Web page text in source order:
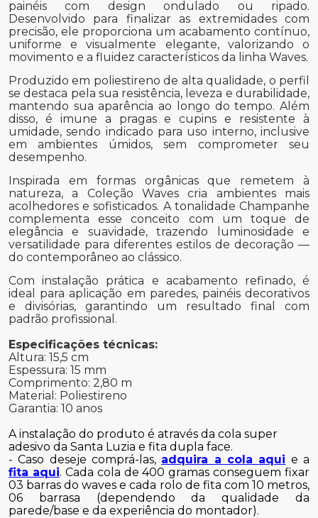
painéis com design ondulado ou ripado.
Desenvolvido para finalizar as extremidades com
precisão, ele proporciona um acabamento contínuo,
uniforme e visualmente elegante, valorizando o
movimento e a fluidez característicos da linha Waves.
Produzido em poliestireno de alta qualidade, o perfil
se destaca pela sua resistência, leveza e durabilidade,
mantendo sua aparência ao longo do tempo. Além
disso, é imune a pragas e cupins e resistente à
umidade, sendo indicado para uso interno, inclusive
em ambientes úmidos, sem comprometer seu
desempenho.
Inspirada em formas orgânicas que remetem à
natureza, a Coleção Waves cria ambientes mais
acolhedores e sofisticados. A tonalidade Champanhe
complementa esse conceito com um toque de
elegância e suavidade, trazendo luminosidade e
versatilidade para diferentes estilos de decoração —
do contemporâneo ao clássico.
Com instalação prática e acabamento refinado, é
ideal para aplicação em paredes, painéis decorativos
e divisórias, garantindo um resultado final com
padrão profissional.
Especificações técnicas:
Altura: 15,5 cm
Espessura: 15 mm
Comprimento: 2,80 m
Material: Poliestireno
Garantia: 10 anos
A instalação do produto é através da cola super
adesivo da Santa Luzia e fita dupla face.
- Caso deseje comprá-las, adquira a cola aqui e a
fita aqui. Cada cola de 400 gramas conseguem fixar
03 barras do waves e cada rolo de fita com 10 metros,
06 barrasa (dependendo da qualidade da
parede/base e da experiência do montador).